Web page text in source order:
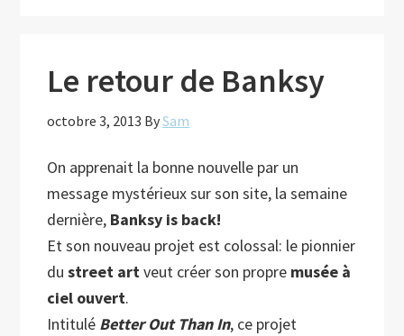
Le retour de Banksy
octobre 3, 2013 BySam
On apprenait la bonne nouvelle par un
message mystérieux sur son site, la semaine
dernière, Banksy is back!
Et son nouveau projet est colossal: le pionnier
dustreet artveut créer son propre musée à
ciel ouvert.
Intitulé Better Out Than In, ce projet